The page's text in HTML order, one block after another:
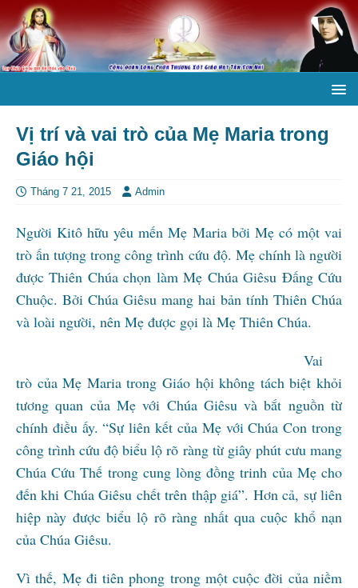
Vị trí và vai trò của Mẹ Maria trong
Giáo hội
Tháng 7 21, 2015 Admin
Người Kitô hữu yêu mến Mẹ Maria bởi Mẹ có một vai
trò ấn tượng trong công trình cứu độ. Mẹ chính là người
được Thiên Chúa chọn làm Mẹ Chúa Giêsu Đấng Cứu
Chuộc. Bởi Chúa Giêsu mang hai bản tính Thiên Chúa
và loài người, nên Mẹ được gọi là Mẹ Thiên Chúa.
Vai
trò của Mẹ Maria trong Giáo hội không tách biệt khỏi
tương quan của Mẹ với Chúa Giêsu và bắt nguồn từ
chính điều ấy. “Sự liên kết của Mẹ với Chúa Con trong
công trình cứu độ biểu lộ rõ ràng từ giây phút cưu mang
Chúa Cứu Thế trong cung lòng đồng trinh của Mẹ cho
đến khi Chúa Giêsu chết trên thập giá”. Hơn cả, sự liên
hiệp này được biểu lộ rõ ràng nhất qua cuộc khổ nạn
của Chúa Giêsu.
Vì thế, Mẹ đi tiên phong trong một cuộc đời của niềm